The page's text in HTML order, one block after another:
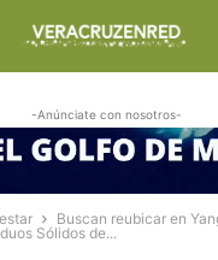
-Anúnciate con nosotros-
Buscan reubicar en
Sólidos de...